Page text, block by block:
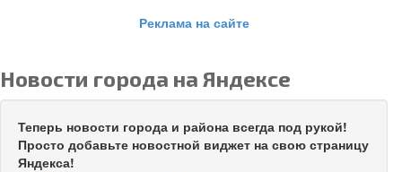
Реклама на сайте
Новости города на Яндексе
Теперь новости города и района всегда под рукой!
Просто добавьте новостной виджет на свою страницу
Яндекса!